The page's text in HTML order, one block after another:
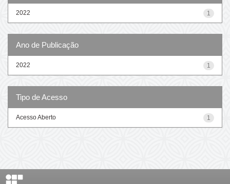
1
2022
Ano de Publicação
1
2022
Tipo de Acesso
1
Acesso Aberto